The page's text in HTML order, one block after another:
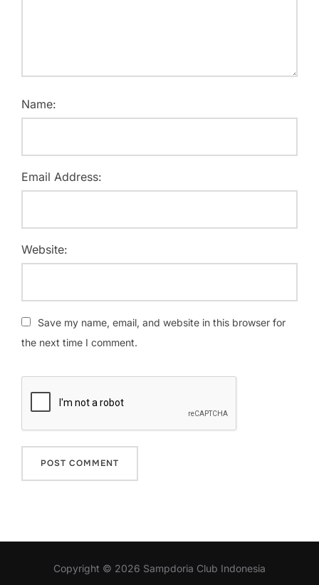
Name:
Email Address:
Website:
Save my name, email, and website in this browser for
the next time I comment.
Copyright © 2026 Sampdoria Club Indonesia